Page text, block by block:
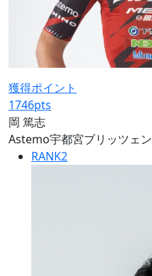
獲得ポイント
1746pts
岡 篤志
Astemo宇都宮ブリッツェン
RANK2